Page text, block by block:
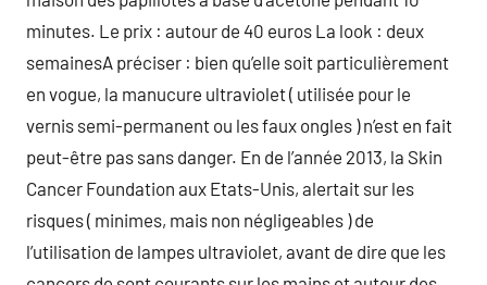
minutes. Le prix : autour de 40 euros La look : deux
semainesA préciser : bien qu’elle soit particulièrement
en vogue, la manucure ultraviolet ( utilisée pour le
vernis semi-permanent ou les faux ongles ) n’est en fait
peut-être pas sans danger. En de l’année 2013, la Skin
Cancer Foundation aux Etats-Unis, alertait sur les
risques ( minimes, mais non négligeables ) de
l’utilisation de lampes ultraviolet, avant de dire que les